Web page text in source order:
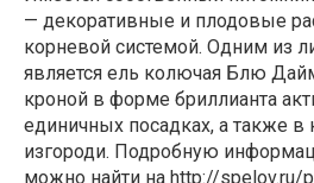
— декоративные и плодовые
корневой системой. Одним из
является ель колючая Блю
кроной в форме бриллианта
единичных посадках, а также в
изгороди. Подробную
можно найти на http://spelov.ru/